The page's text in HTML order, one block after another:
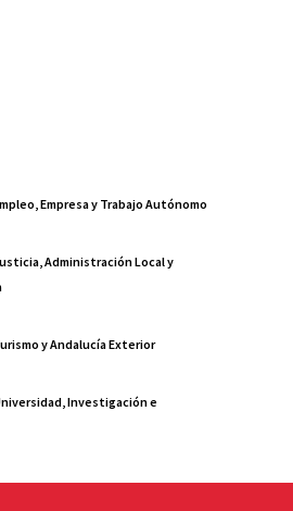
Empresa y Trabajo Autónomo
Administración Local y
y Andalucía Exterior
Investigación e